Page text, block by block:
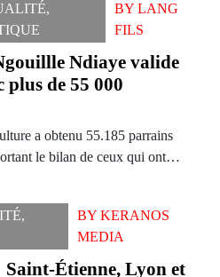
,
BY LANG
FILS
Ndiaye valide
plus de 55 000
a obtenu 55.185 parrains
le bilan de ceux qui ont…
,
BY KERANOS
MEDIA
Saint-Étienne, Lyon et